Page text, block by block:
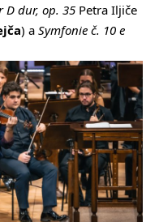
D dur, op. 35 Petra Iljiče
) a Symfonie č. 10 e